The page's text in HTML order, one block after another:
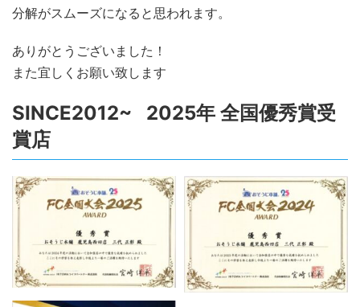
分解がスムーズになると思われます。
ありがとうございました！
また宜しくお願い致します
SINCE2012~ 2025年 全国優秀賞受
賞店